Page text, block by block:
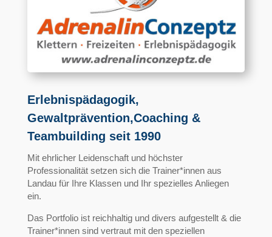
Erlebnispädagogik,
Gewaltprävention,Coaching &
Teambuilding seit 1990
Mit ehrlicher Leidenschaft und höchster
Professionalität setzen sich die Trainer*innen aus
Landau für Ihre Klassen und Ihr spezielles Anliegen
ein.
Das Portfolio ist reichhaltig und divers aufgestellt & die
Trainer*innen sind vertraut mit den speziellen